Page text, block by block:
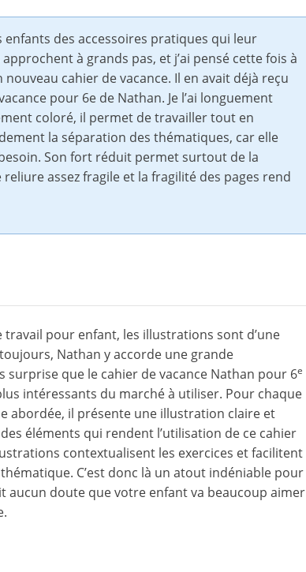
des accessoires pratiques qui leur
à grands pas, et j’ai pensé cette fois à
cahier de vacance. Il en avait déjà reçu
pour 6e de Nathan. Je l’ai longuement
coloré, il permet de travailler tout en
la séparation des thématiques, car elle
Son fort réduit permet surtout de la
assez fragile et la fragilité des pages rend
travail pour enfant, les illustrations sont d’une
Nathan y accorde une grande
surprise que le cahier de vacance Nathan pour 6e
intéressants du marché à utiliser. Pour chaque
abordée, il présente une illustration claire et
éléments qui rendent l’utilisation de ce cahier
contextualisent les exercices et facilitent
C’est donc là un atout indéniable pour
aucun doute que votre enfant va beaucoup aimer